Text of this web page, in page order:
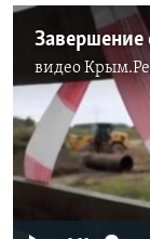
видео
No